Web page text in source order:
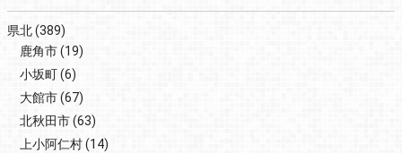
県北(389)
鹿角市(19)
小坂町(6)
大館市(67)
北秋田市(63)
上小阿仁村(14)